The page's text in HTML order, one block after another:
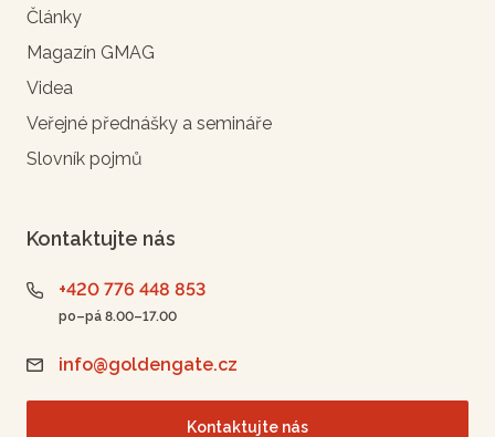
Články
Magazín GMAG
Videa
Veřejné přednášky a semináře
Slovník pojmů
Kontaktujte nás
+420 776 448 853
po–pá 8.00–17.00
info@goldengate.cz
Kontaktujte nás